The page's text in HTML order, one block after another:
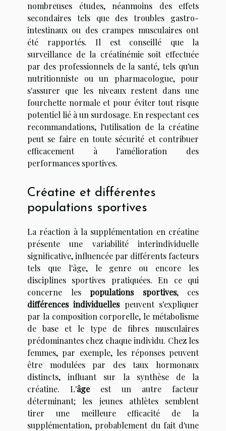
nombreuses études, néanmoins des effets
secondaires tels que des troubles gastro-
intestinaux ou des crampes musculaires ont
été rapportés. Il est conseillé que la
surveillance de la créatinémie soit effectuée
par des professionnels de la santé, tels qu'un
nutritionniste ou un pharmacologue, pour
s'assurer que les niveaux restent dans une
fourchette normale et pour éviter tout risque
potentiel lié à un surdosage. En respectant ces
recommandations, l'utilisation de la créatine
peut se faire en toute sécurité et contribuer
efficacement à l'amélioration des
performances sportives.
Créatine et différentes
populations sportives
La réaction à la supplémentation en créatine
présente une variabilité interindividuelle
significative, influencée par différents facteurs
tels que l'âge, le genre ou encore les
disciplines sportives pratiquées. En ce qui
concerne les populations sportives, ces
différences individuellespeuvent s'expliquer
par la composition corporelle, le métabolisme
de base et le type de fibres musculaires
prédominantes chez chaque individu. Chez les
femmes, par exemple, les réponses peuvent
être modulées par des taux hormonaux
distincts, influant sur la synthèse de la
créatine. L'âgeest un autre facteur
déterminant; les jeunes athlètes semblent
tirer une meilleure efficacité de la
supplémentation, probablement du fait d'une